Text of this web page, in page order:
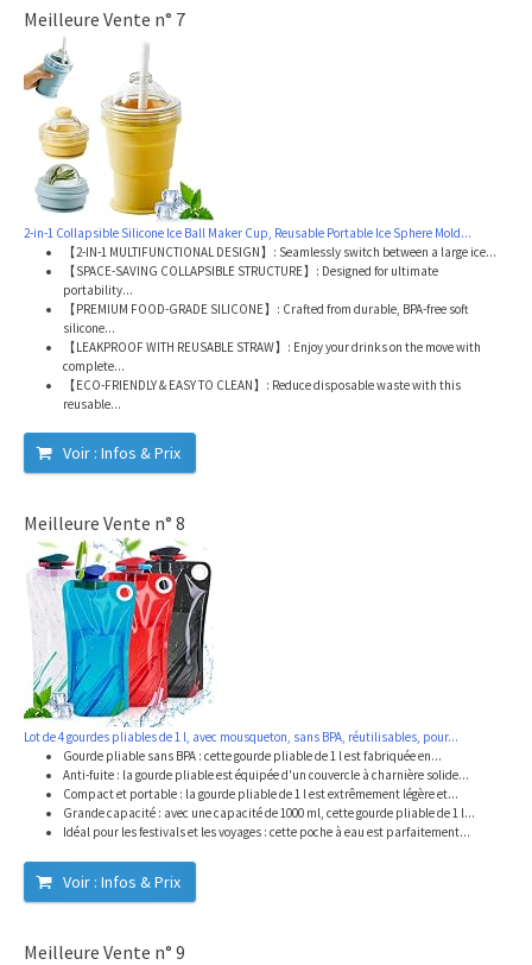
Meilleure Vente n° 7
2-in-1 Collapsible Silicone Ice Ball Maker Cup, Reusable Portable Ice Sphere Mold...
【2-IN-1 MULTIFUNCTIONAL DESIGN】: Seamlessly switch between a large ice...
【SPACE-SAVING COLLAPSIBLE STRUCTURE】: Designed for ultimate
portability...
【PREMIUM FOOD-GRADE SILICONE】: Crafted from durable, BPA-free soft
silicone...
【LEAKPROOF WITH REUSABLE STRAW】: Enjoy your drinks on the move with
complete...
【ECO-FRIENDLY & EASY TO CLEAN】: Reduce disposable waste with this
reusable...
Voir : Infos & Prix
Meilleure Vente n° 8
Lot de 4 gourdes pliables de 1 l, avec mousqueton, sans BPA, réutilisables, pour...
Gourde pliable sans BPA : cette gourde pliable de 1 l est fabriquée en...
Anti-fuite : la gourde pliable est équipée d'un couvercle à charnière solide...
Compact et portable : la gourde pliable de 1 l est extrêmement légère et...
Grande capacité : avec une capacité de 1000 ml, cette gourde pliable de 1 l...
Idéal pour les festivals et les voyages : cette poche à eau est parfaitement...
Voir : Infos & Prix
Meilleure Vente n° 9